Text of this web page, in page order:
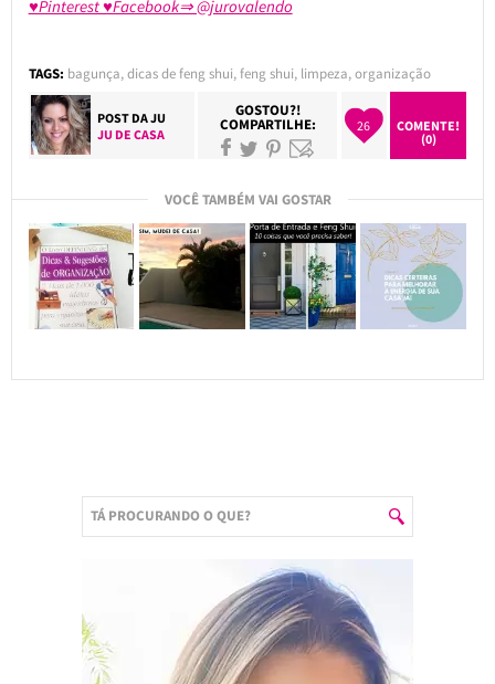
♥Pinterest ♥Facebook⇒ @jurovalendo
TAGS: bagunça,dicas de feng shui,feng shui, limpeza,organização
POST DAJU
JU DE CASA
GOSTOU?!
COMPARTILHE: 26
COMENTE!
(0)
VOCÊ TAMBÉM VAI GOSTAR